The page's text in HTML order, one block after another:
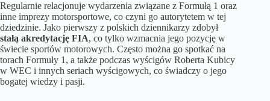
Regularnie relacjonuje wydarzenia związane z Formułą 1 oraz
inne imprezy motorsportowe, co czyni go autorytetem w tej
dziedzinie. Jako pierwszy z polskich dziennikarzy zdobył
stałą akredytację FIA, co tylko wzmacnia jego pozycję w
świecie sportów motorowych. Często można go spotkać na
torach Formuły 1, a także podczas wyścigów Roberta Kubicy
w WEC i innych seriach wyścigowych, co świadczy o jego
bogatej wiedzy i pasji.